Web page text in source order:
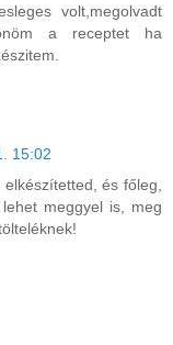
volt,megolvadt
a receptet ha
15:02
és főleg,
meggyel is, meg